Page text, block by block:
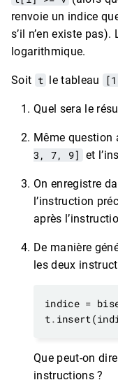
renvoie un indice
s’il n’en existe
logarithmique.
Soit t le tableau
Quel sera le
Même question
3, 7, 9] et
On enregistre
l’instruction
après
De manière
les deux
indice =
t.
Que peut-on
instructions ?